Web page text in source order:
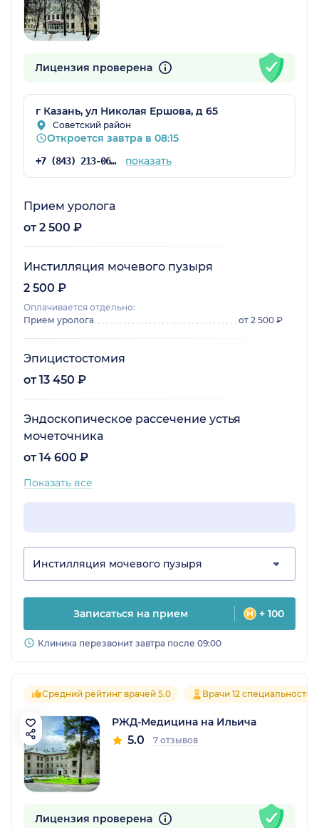
Лицензия проверена
г Казань, ул Николая Ершова, д 65
Советский район
Откроется завтра в 08:15
+7 (843) 213-06-74 показать
Прием уролога
от 2 500 ₽
Инстилляция мочевого пузыря
2 500 ₽
Оплачивается отдельно:
Прием уролога
от 2 500 ₽
Эпицистостомия
от 13 450 ₽
Эндоскопическое рассечение устья
мочеточника
от 14 600 ₽
Показать все
Инстилляция мочевого пузыря
Записаться на прием + 100
Клиника перезвонит завтра после 09:00
Средний рейтинг врачей 5.0 Врачи 12 специальностей
РЖД-Медицина на Ильича
5.0 7 отзывов
Лицензия проверена